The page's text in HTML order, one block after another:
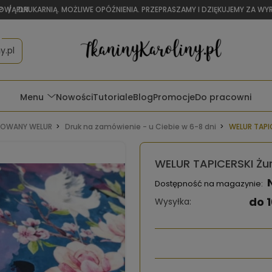
/ PLN
DRUKARNIĄ. MOŻLIWE OPÓŹNIENIA. PRZEPRASZAMY I DZIĘKUJEMY ZA
Menu NowościTutorialeBlogPromocjeDo pracowni
WELUR Druk na zamówienie - u Ciebie w 6-8 dni WELUR
WELUR TAPICERSKI
Dostępność na magazynie:
Wysyłka: do